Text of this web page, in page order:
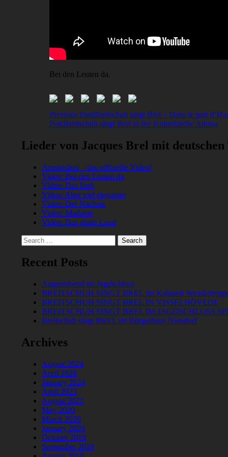
Bei den Leuten da.
Post
navigation
Previous PostBreitschuh singt Brel – Dans le port
PostBreitschuh singt Brel in der Kulturkirche Altona
Lieder von Jacques Brel mit
Amsterdam – das offizielle Video!
Video: Bei den Leuten da
Video: Das läuft
Video: Aber viel eleganter
Video: Der Nächste
Video: Madame
Video: Das platte Land
Search
for:
Recent Posts
Augustabend im Jagdschloss
BREITSCHUH SINGT BREL im Kabarett
BREITSCHUH SINGT BREL IN VISSELHÖVEDE
BREITSCHUH SINGT BREL IM JAGDSCHLOSS
Breitschuh singt BREL im Bürgerhaus Niendorf
Archives
August 2024
April 2024
January 2024
April 2023
August 2022
May 2020
March 2020
January 2020
October 2019
September 2019